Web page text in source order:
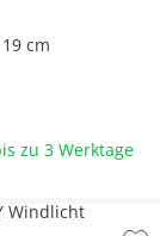
cm
zu 3 Werktage
Windlicht